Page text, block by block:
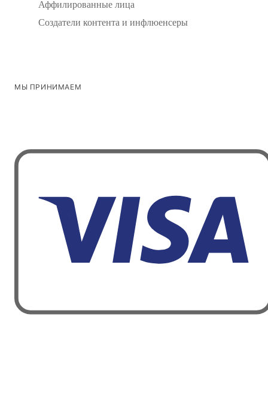
Аффилированные лица
Создатели контента и инфлюенсеры
МЫ ПРИНИМАЕМ